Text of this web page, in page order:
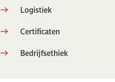
Logistiek
Certificaten
Bedrijfsethiek